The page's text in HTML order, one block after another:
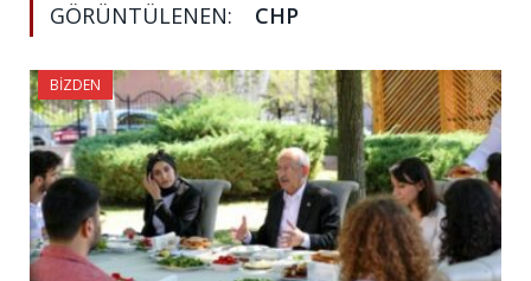
GÖRÜNTÜLENEN: CHP
BIZDEN